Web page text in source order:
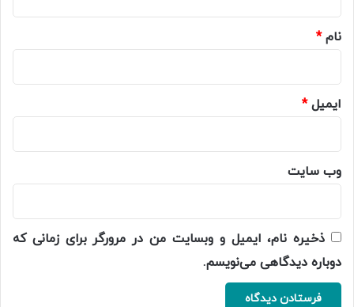
نام*
ایمیل*
وب‌ سایت
ذخیره نام، ایمیل و وبسایت من در مرورگر برای زمانی که
دوباره دیدگاهی می‌نویسم.